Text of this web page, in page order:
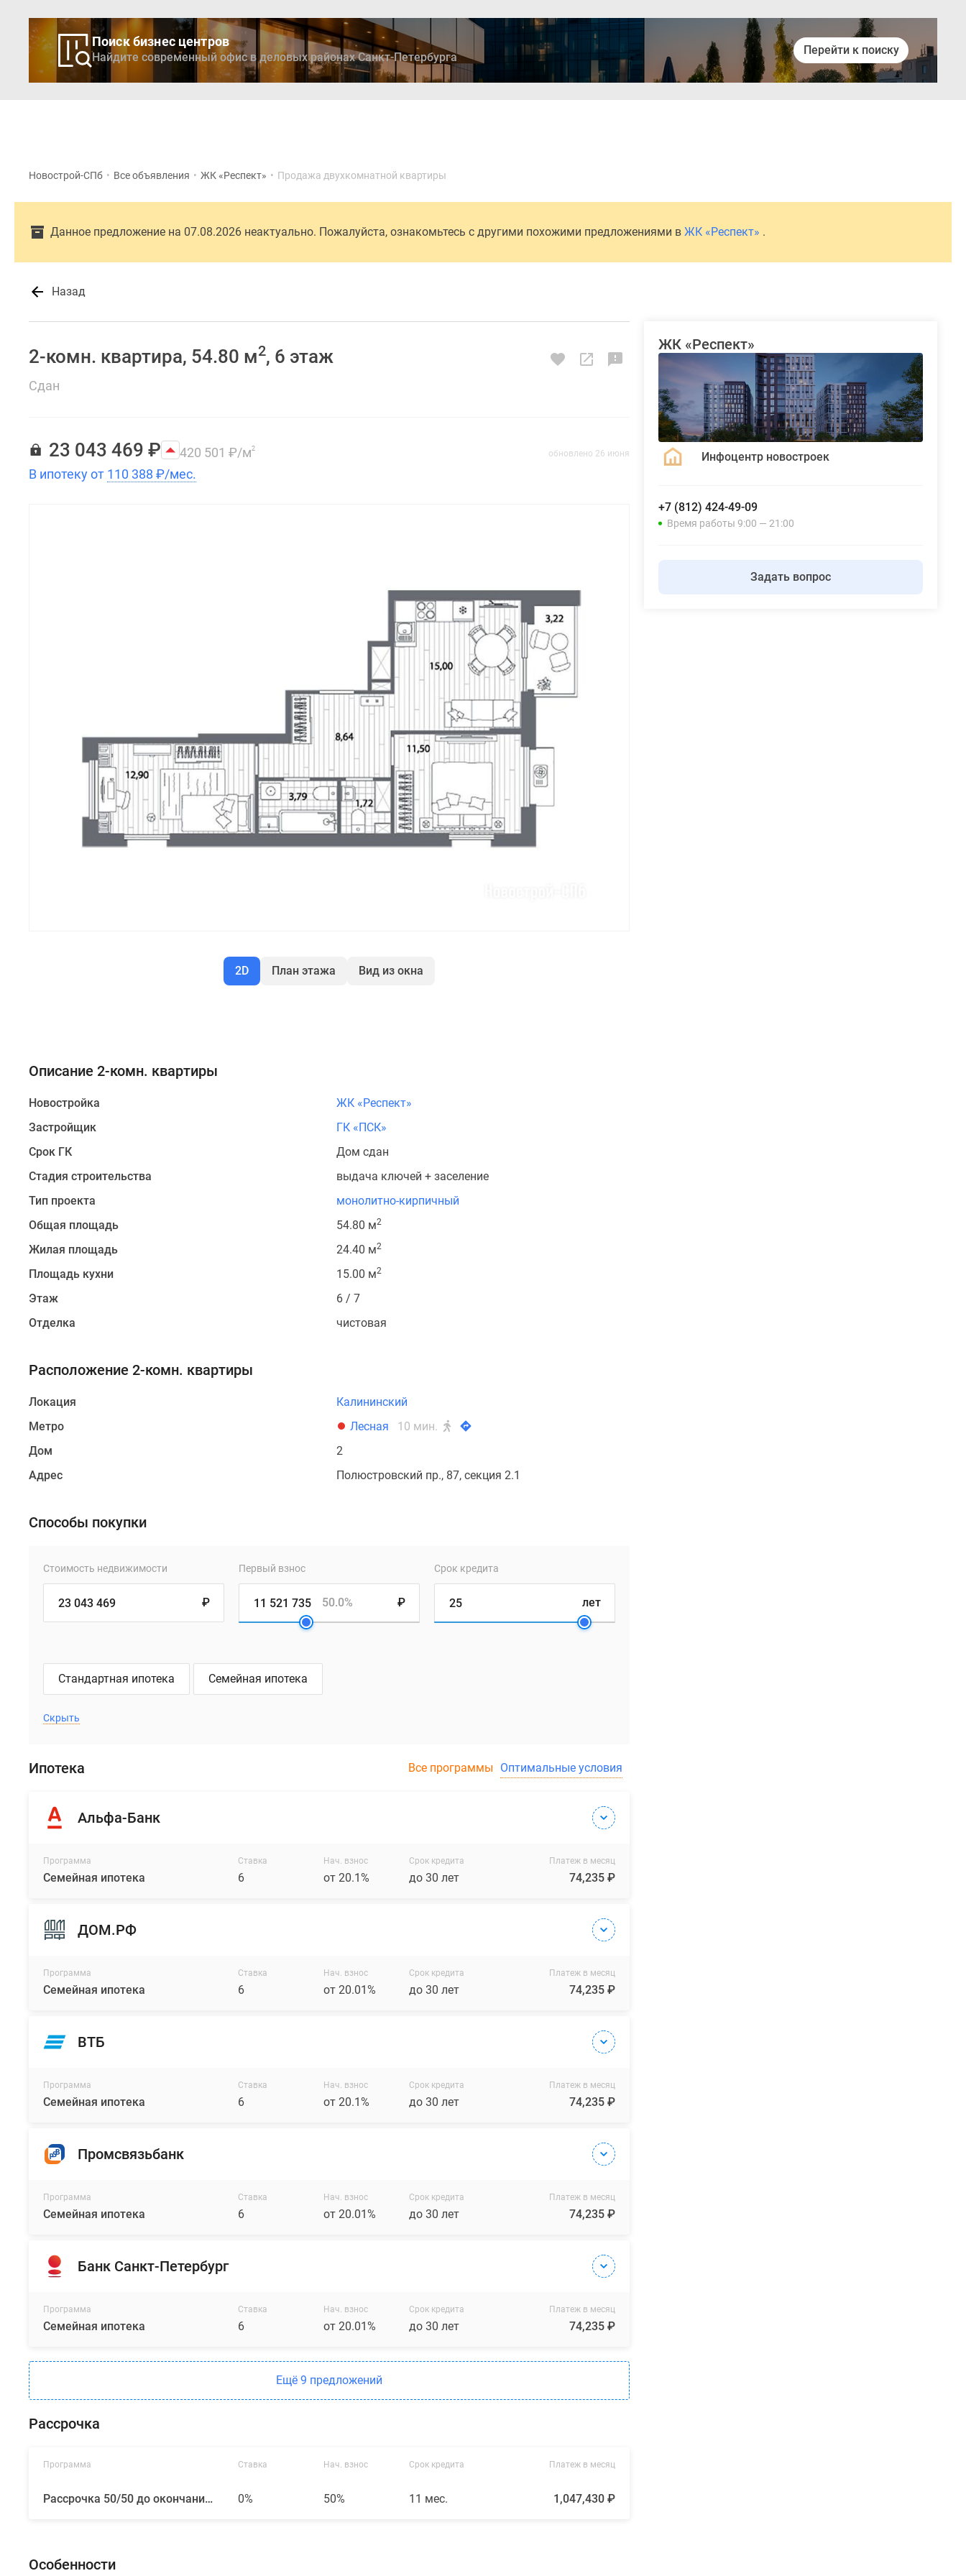
Поиск бизнес центров
Найдите современный офис в деловых районах Санкт-Петербурга
Перейти к поиску
Новострой-СПб • Все объявления • ЖК «Респект» • Продажа двухкомнатной квартиры
Данное предложение на 07.08.2026 неактуально. Пожалуйста, ознакомьтесь с другими похожими предложениями в ЖК «Респект» .
Назад
2-комн. квартира, 54.80 м2, 6 этаж
Сдан
23 043 469 ₽ 420 501 ₽/м2
В ипотеку от 110 388 ₽/мес.
обновлено 26 июня
2D План этажа Вид из окна
Описание 2-комн. квартиры
Новостройка
ЖК «Респект»
Застройщик
ГК «ПСК»
Срок ГК
Дом сдан
Стадия строительства
выдача ключей + заселение
Тип проекта
монолитно-кирпичный
Общая площадь
54.80 м2
Жилая площадь 24.40 м2
Площадь кухни 15.00 м2
Этаж
6 / 7
Отделка
чистовая
Расположение 2-комн. квартиры
Локация
Калининский
Метро
Лесная
10 мин.
Дом
2
Адрес
Полюстровский пр., 87, секция 2.1
Способы покупки
Стоимость недвижимости
₽
Первый взнос
₽
50.0%
Срок кредита
лет
Стандартная ипотека Семейная ипотека
Скрыть
Ипотека Все программы Оптимальные условия
Альфа-Банк
Программа
Семейная ипотека
Ставка
6
Нач. взнос
от 20.1%
Срок кредита
до 30 лет
Платеж в месяц
74,235 ₽
ДОМ.РФ
Программа
Семейная ипотека
Ставка
6
Нач. взнос
от 20.01%
Срок кредита
до 30 лет
Платеж в месяц
74,235 ₽
ВТБ
Программа
Семейная ипотека
Ставка
6
Нач. взнос
от 20.1%
Срок кредита
до 30 лет
Платеж в месяц
74,235 ₽
Промсвязьбанк
Программа
Семейная ипотека
Ставка
6
Нач. взнос
от 20.01%
Срок кредита
до 30 лет
Платеж в месяц
74,235 ₽
Банк Санкт-Петербург
Программа
Семейная ипотека
Ставка
6
Нач. взнос
от 20.01%
Срок кредита
до 30 лет
Платеж в месяц
74,235 ₽
Ещё 9 предложений
Рассрочка
Программа
Рассрочка 50/50 до окончания строительства от ГК «ПСК»
Ставка
0%
Нач. взнос
50%
Срок кредита
11 мес.
Платеж в месяц
1,047,430 ₽
Особенности
ЖК «Респект»
Инфоцентр новостроек
+7 (812) 424-49-09
Время работы 9:00 — 21:00
Задать вопрос